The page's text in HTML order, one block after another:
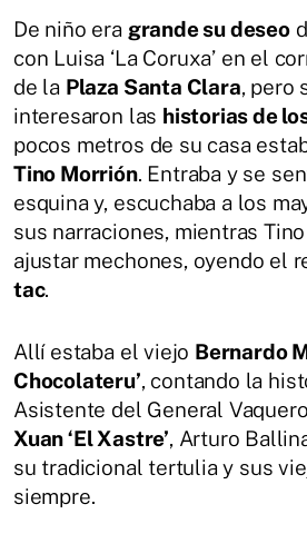
De niño era grande su deseo
con Luisa ‘La Coruxa’ en el
de la Plaza Santa Clara, pero
interesaron las historias de
pocos metros de su casa
Tino Morrión. Entraba y se
esquina y, escuchaba a los
sus narraciones, mientras
ajustar mechones, oyendo el
tac.
Allí estaba el viejo Bernardo
Chocolateru’, contando la
Asistente del General
Xuan ‘El Xastre’, Arturo Ballina
su tradicional tertulia y sus
siempre.